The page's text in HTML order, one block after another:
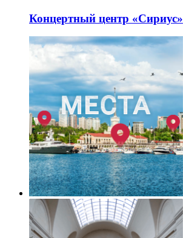
Концертный центр «Сириус»